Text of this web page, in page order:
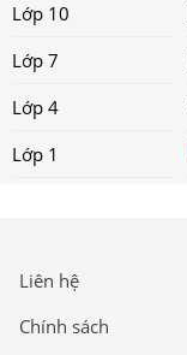
Lớp 10
Lớp 7
Lớp 4
Lớp 1
Liên hệ
Chính sách